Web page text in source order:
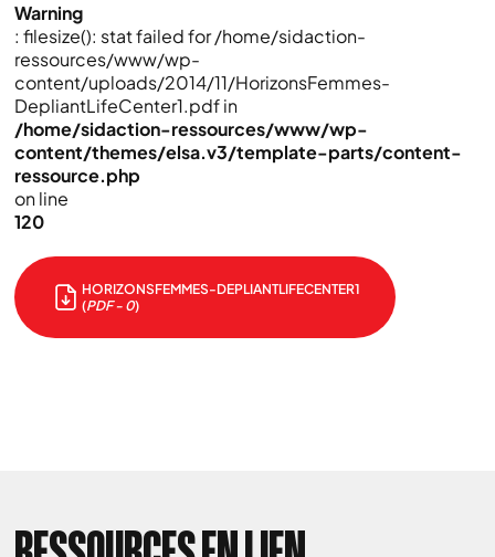
Warning
: filesize(): stat failed for /home/sidaction-
ressources/www/wp-
content/uploads/2014/11/HorizonsFemmes-
DepliantLifeCenter1.pdf in
/home/sidaction-ressources/www/wp-
content/themes/elsa.v3/template-parts/content-
ressource.php
on line
120
HORIZONSFEMMES-DEPLIANTLIFECENTER1
(PDF - 0)